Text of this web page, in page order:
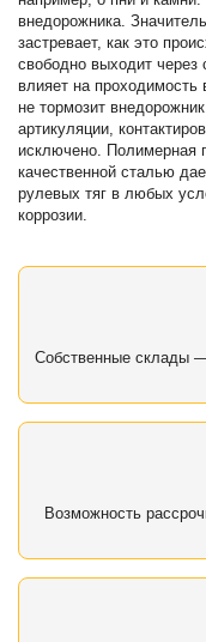
внедорожника.
застревает, как это
свободно выходит
влияет на
не тормозит
артикуляции,
исключено. Полимерная
качественной сталью
рулевых тяг в любых
коррозии.
Собственные склады
Возможность